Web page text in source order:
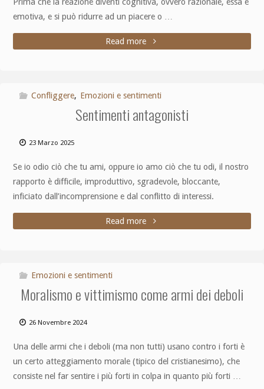
Prima che la reazione diventi cognitiva, ovvero razionale, essa è
emotiva, e si può ridurre ad un piacere o …
Read more
Confliggere, Emozioni e sentimenti
Sentimenti antagonisti
23 Marzo 2025
Se io odio ciò che tu ami, oppure io amo ciò che tu odi, il nostro
rapporto è difficile, improduttivo, sgradevole, bloccante,
inficiato dall’incomprensione e dal conflitto di interessi.
Read more
Emozioni e sentimenti
Moralismo e vittimismo come armi dei deboli
26 Novembre 2024
Una delle armi che i deboli (ma non tutti) usano contro i forti è
un certo atteggiamento morale (tipico del cristianesimo), che
consiste nel far sentire i più forti in colpa in quanto più forti …